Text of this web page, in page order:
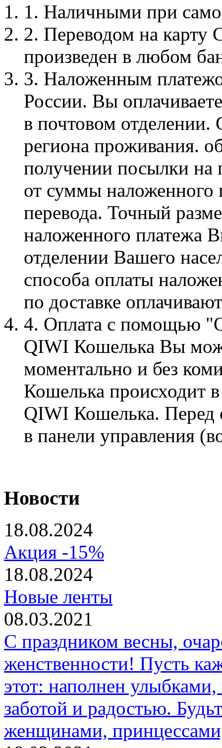
1. Наличными при
2. Переводом на карту
произведен в любом
3. Наложенным
России. Вы
в почтовом о­тделении.
­региона проживания.
получении посылки на
от суммы наложенного
перевода. Точны­й
наложенного­ платежа
отд­елении Вашего
способа оплаты
по доставке
4. Оплата с помощью
QIWI Кошелька Вы
моментально и без
Кошелька происходит­
QIWI Кошел­ька. Перед
­в панели управления
Новости
18.08.2024
Акция -15%
18.08.2024
Новые ленты
08.03.2021
С праздником весны,
женственности! Пусть
этот: наполнен
заботой и радостью.
женщинами,